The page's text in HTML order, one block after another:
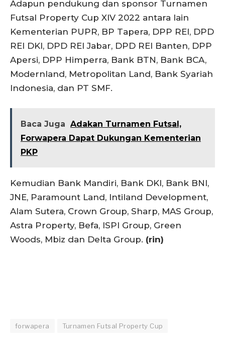
Adapun pendukung dan sponsor Turnamen
Futsal Property Cup XIV 2022 antara lain
Kementerian PUPR, BP Tapera, DPP REI, DPD
REI DKI, DPD REI Jabar, DPD REI Banten, DPP
Apersi, DPP Himperra, Bank BTN, Bank BCA,
Modernland, Metropolitan Land, Bank Syariah
Indonesia, dan PT SMF.
Baca Juga Adakan Turnamen Futsal,
Forwapera Dapat Dukungan Kementerian
PKP
Kemudian Bank Mandiri, Bank DKI, Bank BNI,
JNE, Paramount Land, Intiland Development,
Alam Sutera, Crown Group, Sharp, MAS Group,
Astra Property, Befa, ISPI Group, Green
Woods, Mbiz dan Delta Group. (rin)
forwapera Turnamen Futsal Property Cup